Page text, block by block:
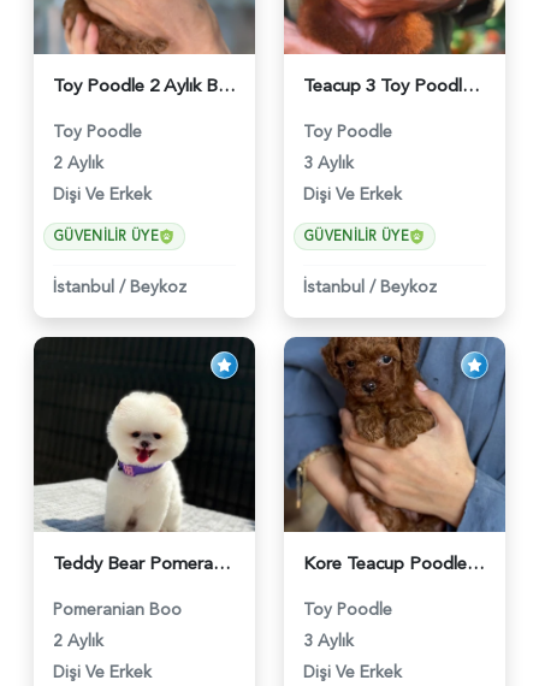
Toy Poodle 2 Aylık Bebeğimiz - 6176
Toy Poodle
2 Aylık
Dişi Ve Erkek
GÜVENILIR ÜYE
İstanbul / Beykoz
Teacup 3 Toy Poodle Dişi ve Erkek Yavru - 5963
Toy Poodle
3 Aylık
Dişi Ve Erkek
GÜVENILIR ÜYE
İstanbul / Beykoz
Teddy Bear Pomeranian Boo Yavrumuz Ruhsatlı Çiftlik - 6247
Pomeranian Boo
2 Aylık
Dişi Ve Erkek
Kore Teacup Poodle - 6424
Toy Poodle
3 Aylık
Dişi Ve Erkek